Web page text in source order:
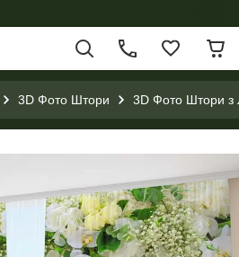
3D Фото Штори 3D Фото Штори з